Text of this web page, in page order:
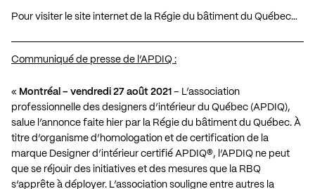
Pour visiter le site internet de la Régie du bâtiment du Québec…
Communiqué de presse de l’APDIQ :
« Montréal – vendredi 27 août 2021 – L’association
professionnelle des designers d’intérieur du Québec (APDIQ),
salue l’annonce faite hier par la Régie du bâtiment du Québec. À
titre d’organisme d’homologation et de certification de la
marque Designer d’intérieur certifié APDIQ®, l’APDIQ ne peut
que se réjouir des initiatives et des mesures que la RBQ
s’apprête à déployer. L’association souligne entre autres la